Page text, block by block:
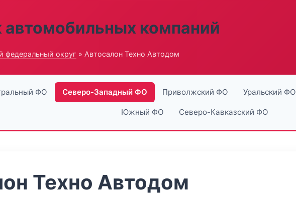
автомобильных компаний
федеральный округ » Автосалон Техно Автодом
ФО Северо-Западный ФО Приволжский ФО Уральский ФО
Южный ФО Северо-Кавказский ФО
Техно Автодом